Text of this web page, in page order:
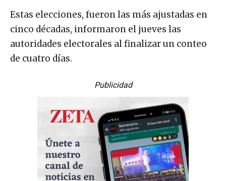
Estas elecciones, fueron las más ajustadas en
cinco décadas, informaron el jueves las
autoridades electorales al finalizar un conteo
de cuatro días.
Publicidad